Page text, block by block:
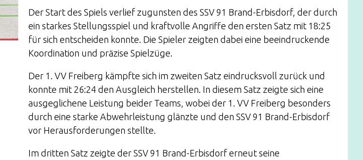
Der Start des Spiels verlief zugunsten des SSV 91 Brand-Erbisdorf, der durch
ein starkes Stellungsspiel und kraftvolle Angriffe den ersten Satz mit 18:25
für sich entscheiden konnte. Die Spieler zeigten dabei eine beeindruckende
Koordination und präzise Spielzüge.
Der 1. VV Freiberg kämpfte sich im zweiten Satz eindrucksvoll zurück und
konnte mit 26:24 den Ausgleich herstellen. In diesem Satz zeigte sich eine
ausgeglichene Leistung beider Teams, wobei der 1. VV Freiberg besonders
durch eine starke Abwehrleistung glänzte und den SSV 91 Brand-Erbisdorf
vor Herausforderungen stellte.
Im dritten Satz zeigte der SSV 91 Brand-Erbisdorf erneut seine